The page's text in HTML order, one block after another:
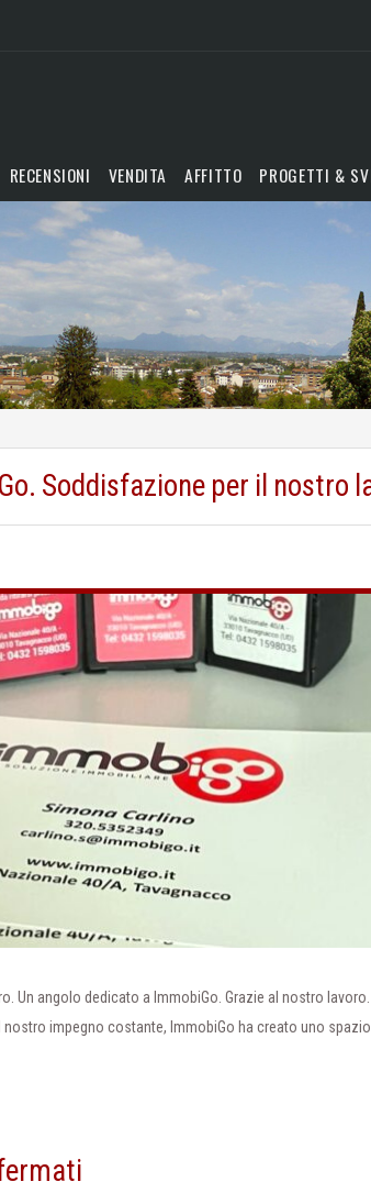
RECENSIONI VENDITA AFFITTO PROGETTI &
Soddisfazione per il nostro
Un angolo dedicato a ImmobiGo. Grazie al nostro
impegno costante, ImmobiGo ha creato uno